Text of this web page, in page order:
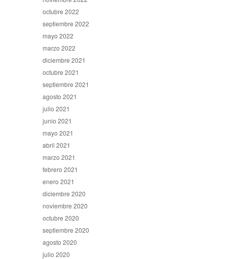
octubre 2022
septiembre 2022
mayo 2022
marzo 2022
diciembre 2021
octubre 2021
septiembre 2021
agosto 2021
julio 2021
junio 2021
mayo 2021
abril 2021
marzo 2021
febrero 2021
enero 2021
diciembre 2020
noviembre 2020
octubre 2020
septiembre 2020
agosto 2020
julio 2020